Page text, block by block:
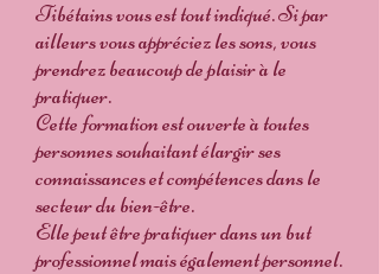
Tibétains vous est tout indiqué. Si par
ailleurs vous appréciez les sons, vous
prendrez beaucoup de plaisir à le
pratiquer.
Cette formation est ouverte à toutes
personnes souhaitant élargir ses
connaissances et compétences dans le
secteur du bien-être.
Elle peut être pratiquer dans un but
professionnel mais également personnel.